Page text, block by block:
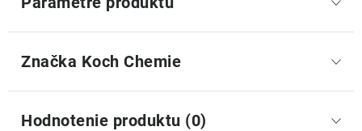
Značka Koch Chemie
Hodnotenie produktu (0)